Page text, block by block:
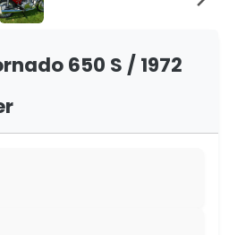
650 S / 1972